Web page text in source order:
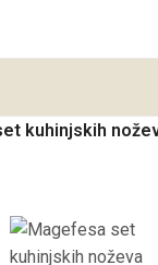
kuhinjskih